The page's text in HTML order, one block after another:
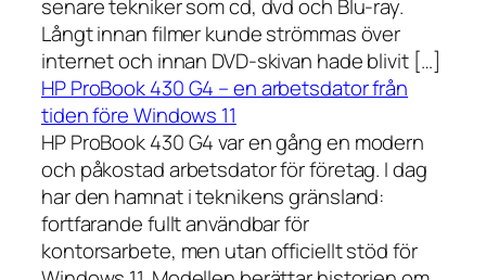
senare tekniker som cd, dvd och Blu-ray.
Långt innan filmer kunde strömmas över
internet och innan DVD-skivan hade blivit […]
HP ProBook 430 G4 – en arbetsdator från
tiden före Windows 11
HP ProBook 430 G4 var en gång en modern
och påkostad arbetsdator för företag. I dag
har den hamnat i teknikens gränsland:
fortfarande fullt användbar för
kontorsarbete, men utan officiellt stöd för